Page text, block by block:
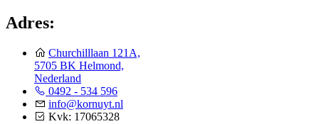
Adres:
Churchilllaan 121A,
5705 BK Helmond,
Nederland
0492 - 534 596
info@kornuyt.nl
Kvk: 17065328